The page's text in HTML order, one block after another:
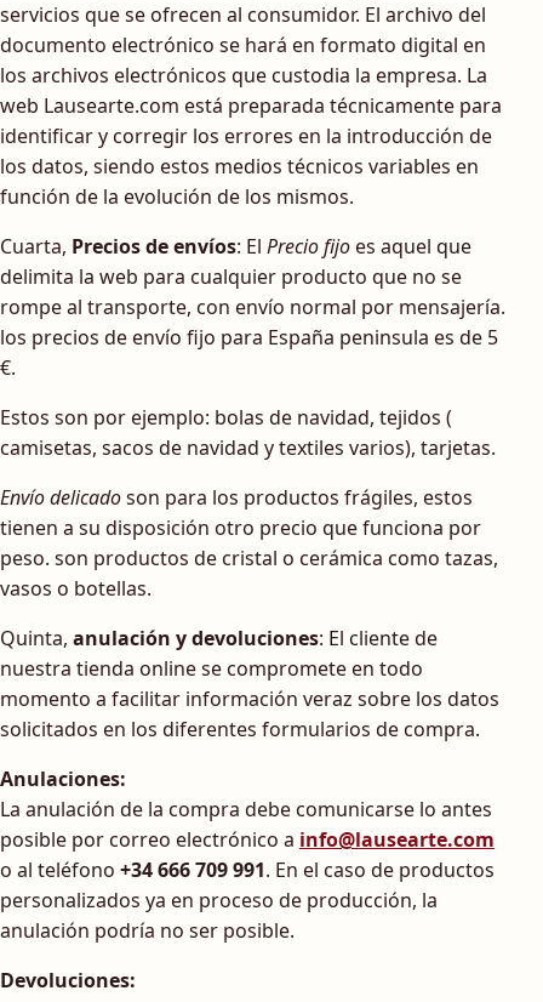
servicios que se ofrecen al consumidor. El archivo del
documento electrónico se hará en formato digital en
los archivos electrónicos que custodia la empresa. La
web Lausearte.com está preparada técnicamente para
identificar y corregir los errores en la introducción de
los datos, siendo estos medios técnicos variables en
función de la evolución de los mismos.
Cuarta, Precios de envíos: El Precio fijoes aquel que
delimita la web para cualquier producto que no se
rompe al transporte, con envío normal por mensajería.
los precios de envío fijo para España peninsula es de 5
€.
Estos son por ejemplo: bolas de navidad, tejidos (
camisetas, sacos de navidad y textiles varios), tarjetas.
Envío delicadoson para los productos frágiles, estos
tienen a su disposición otro precio que funciona por
peso. son productos de cristal o cerámica como tazas,
vasos o botellas.
Quinta, anulación y devoluciones: El cliente de
nuestra tienda online se compromete en todo
momento a facilitar información veraz sobre los datos
solicitados en los diferentes formularios de compra.
Anulaciones:
La anulación de la compra debe comunicarse lo antes
posible por correo electrónico a info@lausearte.com
o al teléfono +34 666 709 991. En el caso de productos
personalizados ya en proceso de producción, la
anulación podría no ser posible.
Devoluciones: